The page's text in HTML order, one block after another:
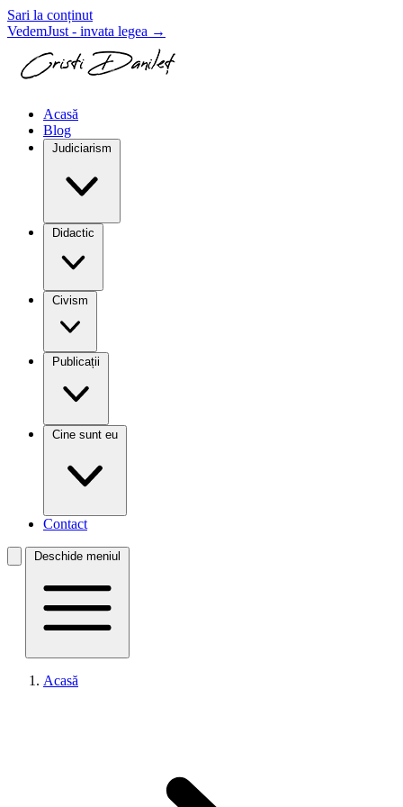
Sari la conținut
VedemJust - invata legea →
Acasă
Blog
Judiciarism
Didactic
Civism
Publicații
Cine sunt eu
Contact
Deschide meniul
Acasă